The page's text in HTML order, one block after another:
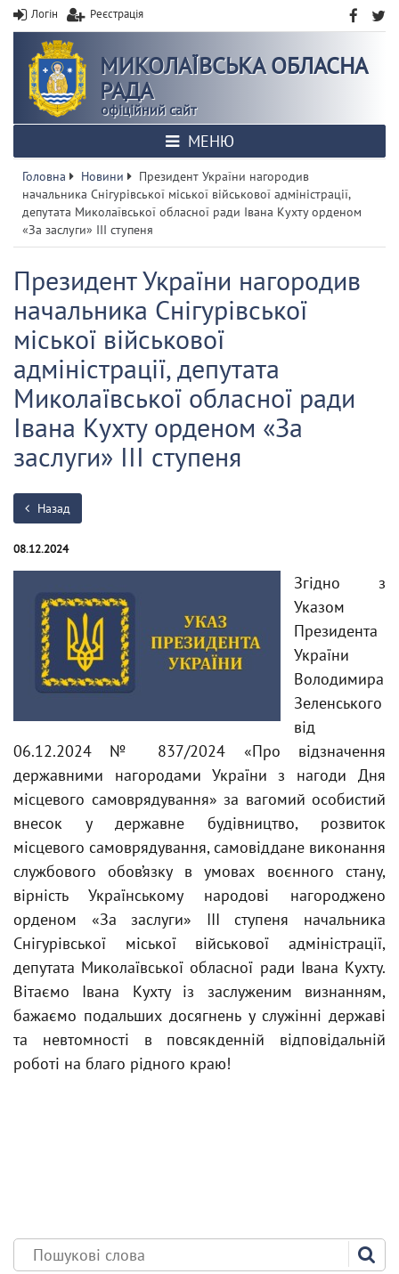
Логін Реєстрація
МИКОЛАЇВСЬКА ОБЛАСНА
РАДА
офіційний сайт
МЕНЮ
Головна Новини
Президент України нагородив
начальника Снігурівської міської військової адміністрації,
депутата Миколаївської обласної ради Івана Кухту орденом
«За заслуги» ІІІ ступеня
Президент України нагородив
начальника Снігурівської
міської військової
адміністрації, депутата
Миколаївської обласної ради
Івана Кухту орденом «За
заслуги» ІІІ ступеня
Назад
08.12.2024
Згідно з
Указом
Президента
України
Володимира
Зеленського
від
06.12.2024 № 837/2024 «Про відзначення
державними нагородами України з нагоди Дня
місцевого самоврядування» за вагомий особистий
внесок у державне будівництво, розвиток
місцевого самоврядування, самовіддане виконання
службового обов’язку в умовах воєнного стану,
вірність Українському народові нагороджено
орденом «За заслуги» ІІІ ступеня начальника
Снігурівської міської військової адміністрації,
депутата Миколаївської обласної ради Івана Кухту.
Вітаємо Івана Кухту із заслуженим визнанням,
бажаємо подальших досягнень у служінні державі
та невтомності в повсякденній відповідальній
роботі на благо рідного краю!